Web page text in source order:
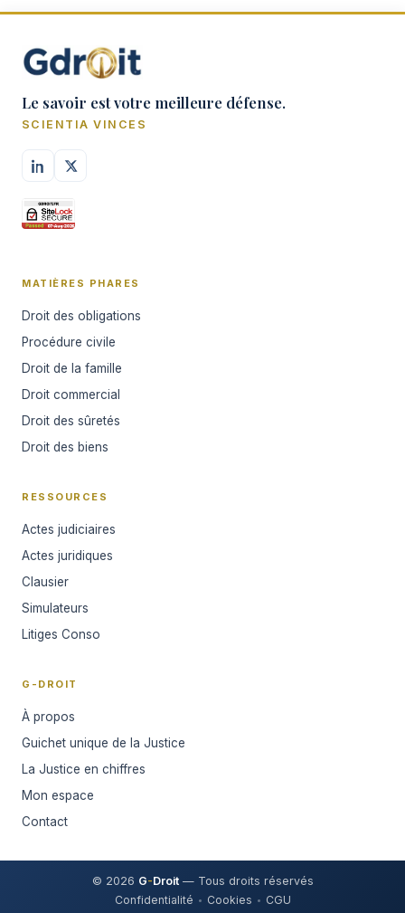
Le savoir est votre meilleure défense.
SCIENTIA VINCES
MATIÈRES PHARES
Droit des obligations
Procédure civile
Droit de la famille
Droit commercial
Droit des sûretés
Droit des biens
RESSOURCES
Actes judiciaires
Actes juridiques
Clausier
Simulateurs
Litiges Conso
G-DROIT
À propos
Guichet unique de la Justice
La Justice en chiffres
Mon espace
Contact
© 2026 G-Droit— Tous droits réservés
Confidentialité
Cookies CGU